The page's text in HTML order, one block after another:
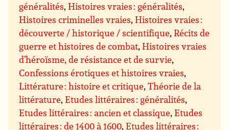
généralités,Histoires vraies : généralités,
Histoires criminelles vraies,Histoires vraies :
découverte / historique / scientifique,Récits de
guerre et histoires de combat,Histoires vraies
d’héroïsme, de résistance et de survie,
Confessions érotiques et histoires vraies,
Littérature : histoire et critique,Théorie de la
littérature,Etudes littéraires : généralités,
Etudes littéraires : ancien et classique,Etudes
littéraires : de 1400 à 1600,Etudes littéraires :